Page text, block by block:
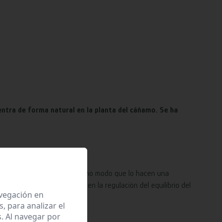
de forma natural en la planta del cáñamo. Se ha
que interactúan del mismo modo que lo hacen una
receptores, participando en la regulación del equilibrio del
en
para analizar el
Al navegar por